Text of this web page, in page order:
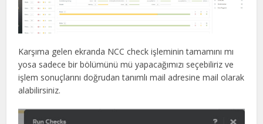
Karşıma gelen ekranda NCC check işleminin tamamını mı
yosa sadece bir bölümünü mü yapacağımızı seçebiliriz ve
işlem sonuçlarını doğrudan tanımlı mail adresine mail olarak
alabilirsiniz.